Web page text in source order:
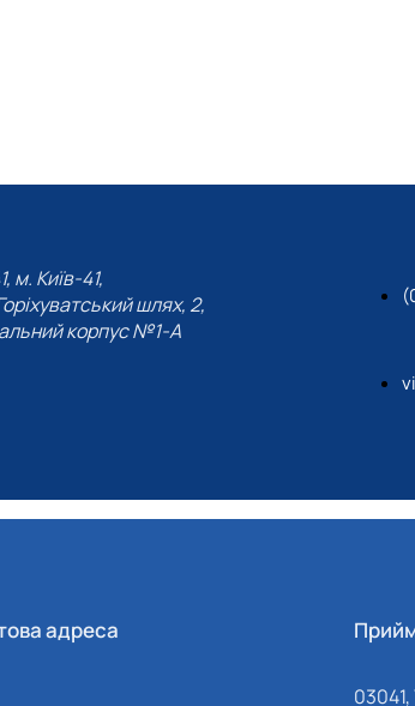
м. Київ-41,
шлях, 2,
корпус №1-А
адреса
03041,